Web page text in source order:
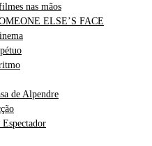
nas mãos
ELSE’S FACE
de Alpendre